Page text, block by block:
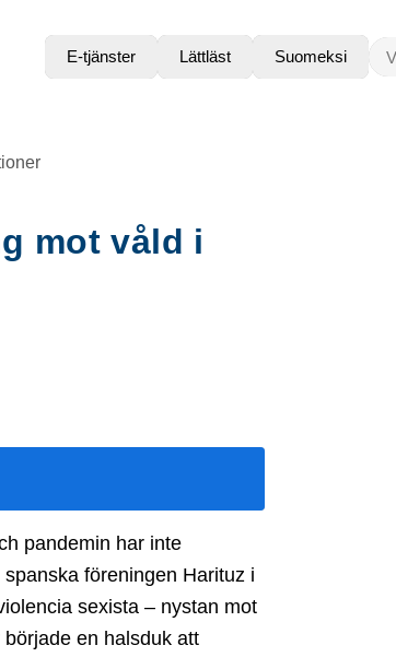
E-tjänster
Lättläst Suomeksi
mot våld i
pandemin har inte
föreningen Harituz i
sexista – nystan mot
en halsduk att